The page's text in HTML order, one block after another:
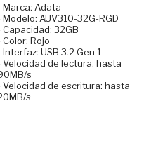
Marca: Adata
Modelo: AUV310-32G-RGD
Capacidad: 32GB
Color: Rojo
Interfaz: USB 3.2 Gen 1
Velocidad de lectura: hasta
s
Velocidad de escritura: hasta
s